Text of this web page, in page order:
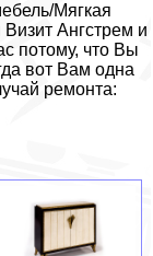
Мягкая
Ангстрем и
потому, что Вы
вот Вам одна
ремонта: